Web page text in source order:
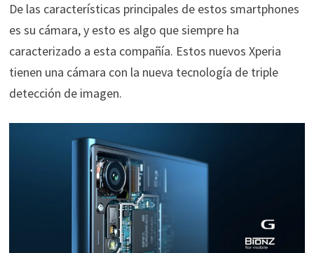
De las características principales de estos smartphones
es su cámara, y esto es algo que siempre ha
caracterizado a esta compañía. Estos nuevos Xperia
tienen una cámara con la nueva tecnología de triple
detección de imagen.